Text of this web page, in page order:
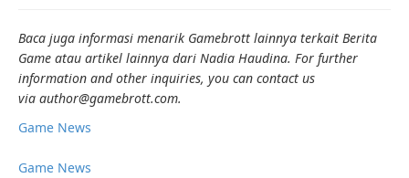
Baca juga informasi menarik Gamebrott lainnya terkait Berita
Game atau artikel lainnya dari Nadia Haudina. For further
information and other inquiries, you can contact us
via author@gamebrott.com.
Game News
Game News